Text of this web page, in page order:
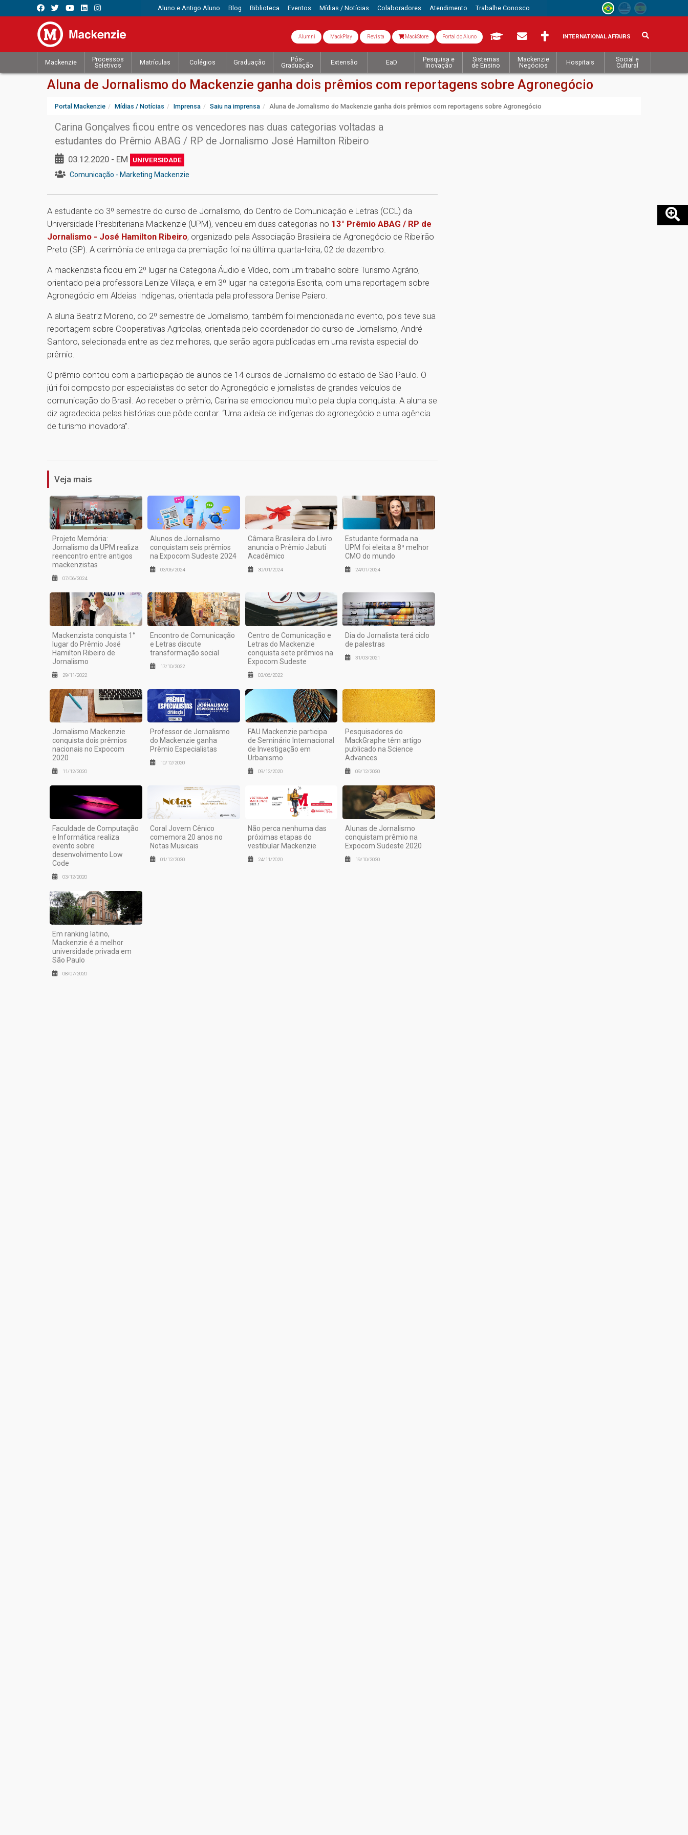
Aluno e Antigo Aluno Blog Biblioteca Eventos Mídias / Notícias Colaboradores Atendimento Trabalhe Conosco
Alumni MackPlay Revista MackStore Portal do Aluno INTERNATIONAL AFFAIRS
Mackenzie
Processos
Seletivos
Matrículas Colégios Graduação
Pós-
Graduação
Extensão EaD
Pesquisa e
Inovação
Sistemas
de Ensino
Mackenzie
Negócios
Hospitais
Social e
Cultural
Aluna de Jornalismo do Mackenzie ganha dois prêmios com reportagens sobre Agronegócio
Portal Mackenzie Mídias / Notícias Imprensa Saiu na imprensa Aluna de Jornalismo do Mackenzie ganha dois prêmios com reportagens sobre Agronegócio
Carina Gonçalves ficou entre os vencedores nas duas categorias voltadas a
estudantes do Prêmio ABAG / RP de Jornalismo José Hamilton Ribeiro
03.12.2020 - EM UNIVERSIDADE
Comunicação - Marketing Mackenzie
A estudante do 3º semestre do curso de Jornalismo, do Centro de Comunicação e Letras (CCL) da
Universidade Presbiteriana Mackenzie (UPM), venceu em duas categorias no 13° Prêmio ABAG / RP de
Jornalismo - José Hamilton Ribeiro, organizado pela Associação Brasileira de Agronegócio de Ribeirão
Preto (SP). A cerimônia de entrega da premiação foi na última quarta-feira, 02 de dezembro.
A mackenzista ficou em 2º lugar na Categoria Áudio e Vídeo, com um trabalho sobre Turismo Agrário,
orientado pela professora Lenize Villaça, e em 3º lugar na categoria Escrita, com uma reportagem sobre
Agronegócio em Aldeias Indígenas, orientada pela professora Denise Paiero.
A aluna Beatriz Moreno, do 2º semestre de Jornalismo, também foi mencionada no evento, pois teve sua
reportagem sobre Cooperativas Agrícolas, orientada pelo coordenador do curso de Jornalismo, André
Santoro, selecionada entre as dez melhores, que serão agora publicadas em uma revista especial do
prêmio.
O prêmio contou com a participação de alunos de 14 cursos de Jornalismo do estado de São Paulo. O
júri foi composto por especialistas do setor do Agronegócio e jornalistas de grandes veículos de
comunicação do Brasil. Ao receber o prêmio, Carina se emocionou muito pela dupla conquista. A aluna se
diz agradecida pelas histórias que pôde contar. “Uma aldeia de indígenas do agronegócio e uma agência
de turismo inovadora”.
Veja mais
Projeto Memória:
Jornalismo da UPM realiza
reencontro entre antigos
mackenzistas
07/06/2024
Alunos de Jornalismo
conquistam seis prêmios
na Expocom Sudeste 2024
03/06/2024
Câmara Brasileira do Livro
anuncia o Prêmio Jabuti
Acadêmico
30/01/2024
Estudante formada na
UPM foi eleita a 8ª melhor
CMO do mundo
24/01/2024
Mackenzista conquista 1°
lugar do Prêmio José
Hamilton Ribeiro de
Jornalismo
29/11/2022
Encontro de Comunicação
e Letras discute
transformação social
17/10/2022
Centro de Comunicação e
Letras do Mackenzie
conquista sete prêmios na
Expocom Sudeste
03/06/2022
Dia do Jornalista terá ciclo
de palestras
31/03/2021
Jornalismo Mackenzie
conquista dois prêmios
nacionais no Expocom
2020
11/12/2020
Professor de Jornalismo
do Mackenzie ganha
Prêmio Especialistas
10/12/2020
FAU Mackenzie participa
de Seminário Internacional
de Investigação em
Urbanismo
09/12/2020
Pesquisadores do
MackGraphe têm artigo
publicado na Science
Advances
09/12/2020
Faculdade de Computação
e Informática realiza
evento sobre
desenvolvimento Low
Code
03/12/2020
Coral Jovem Cênico
comemora 20 anos no
Notas Musicais
01/12/2020
Não perca nenhuma das
próximas etapas do
vestibular Mackenzie
24/11/2020
Alunas de Jornalismo
conquistam prêmio na
Expocom Sudeste 2020
19/10/2020
Em ranking latino,
Mackenzie é a melhor
universidade privada em
São Paulo
08/07/2020